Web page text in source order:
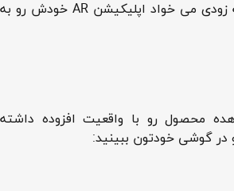
آنلاین مبلمان هست به زودی می خواد اپلیکیشن AR خودش رو به
محصول رو با واقعیت افزوده داشته
در گوشی خودتون ببینید: